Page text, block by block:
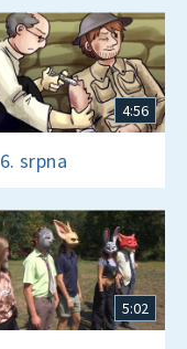
4:56
6. srpna
5:02